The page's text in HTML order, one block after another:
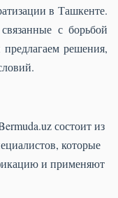
в Ташкенте.
с борьбой
решения,
состоит из
которые
и применяют